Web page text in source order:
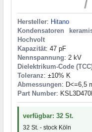
Hersteller: Hitano
Kondensatoren
Hochvolt
Kapazität: 47 pF
Nennspannung: 2 kV
Dielektrikum-Code
Toleranz: ±10% K
Abmessungen: D<=6,5
Part Number:
verfügbar: 32 St.
32 St. - stock Köln